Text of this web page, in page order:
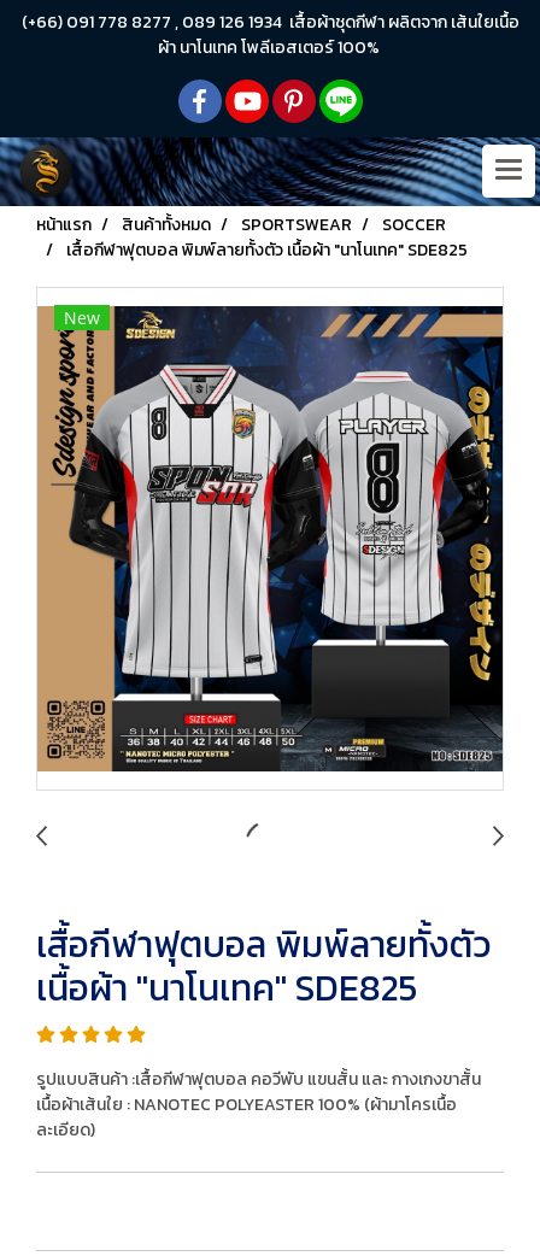
(+66) 091 778 8277 , 089 126 1934 เสื้อผ้าชุดกีฬา ผลิตจาก เส้นใยเนื้อ
ผ้า นาโนเทค โพลีเอสเตอร์ 100%
หน้าแรก สินค้าทั้งหมด SPORTSWEAR
SOCCER
เสื้อกีฬาฟุตบอล พิมพ์ลายทั้งตัว เนื้อผ้า "นาโนเทค" SDE825
New
เสื้อกีฬาฟุตบอล พิมพ์ลายทั้งตัว
เนื้อผ้า "นาโนเทค" SDE825
รูปแบบสินค้า :เสื้อกีฬาฟุตบอล คอวีพับ แขนสั้น และ กางเกงขาสั้น
เนื้อผ้าเส้นใย : NANOTEC POLYEASTER 100% (ผ้ามาโครเนื้อ
ละเอียด)